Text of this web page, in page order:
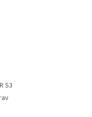
S3